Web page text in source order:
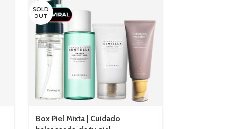
SOLD
OUT
Box Piel Mixta | Cuidado